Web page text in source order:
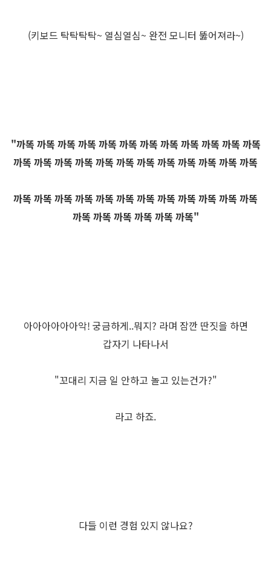
(키보드 탁탁탁탁~ 열심열심~ 완전 모니터 뚫어져라~)
"까똑 까똑 까똑 까똑 까똑 까똑 까똑 까똑 까똑 까똑 까똑 까똑
까똑 까똑 까똑 까똑 까똑 까똑 까똑 까똑 까똑 까똑 까똑 까똑
까똑 까똑 까똑 까똑 까똑 까똑 까똑 까똑 까똑 까똑 까똑 까똑
까똑 까똑 까똑 까똑 까똑 까똑"
아아아아아아악! 궁금하게..뭐지? 라며 잠깐 딴짓을 하면
갑자기 나타나서
"꼬대리 지금 일 안하고 놀고 있는건가?"
라고 하죠.
다들 이런 경험 있지 않나요?